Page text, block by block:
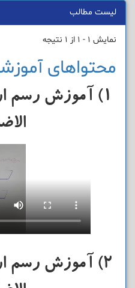
لیست مطالب
نمایش 1 - 1 از 1 نتیجه
محتواهای
1) آموزش رسم ارتفاع های متو
2) آموزش رسم